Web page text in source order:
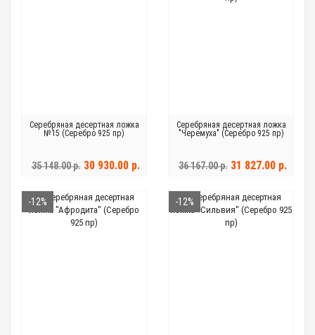
Серебряная десертная ложка
№15 (Серебро 925 пр)
35 148.00 р. 30 930.00 р.
Серебряная десертная ложка
"Черемуха" (Серебро 925 пр)
36 167.00 р. 31 827.00 р.
-12% -12%